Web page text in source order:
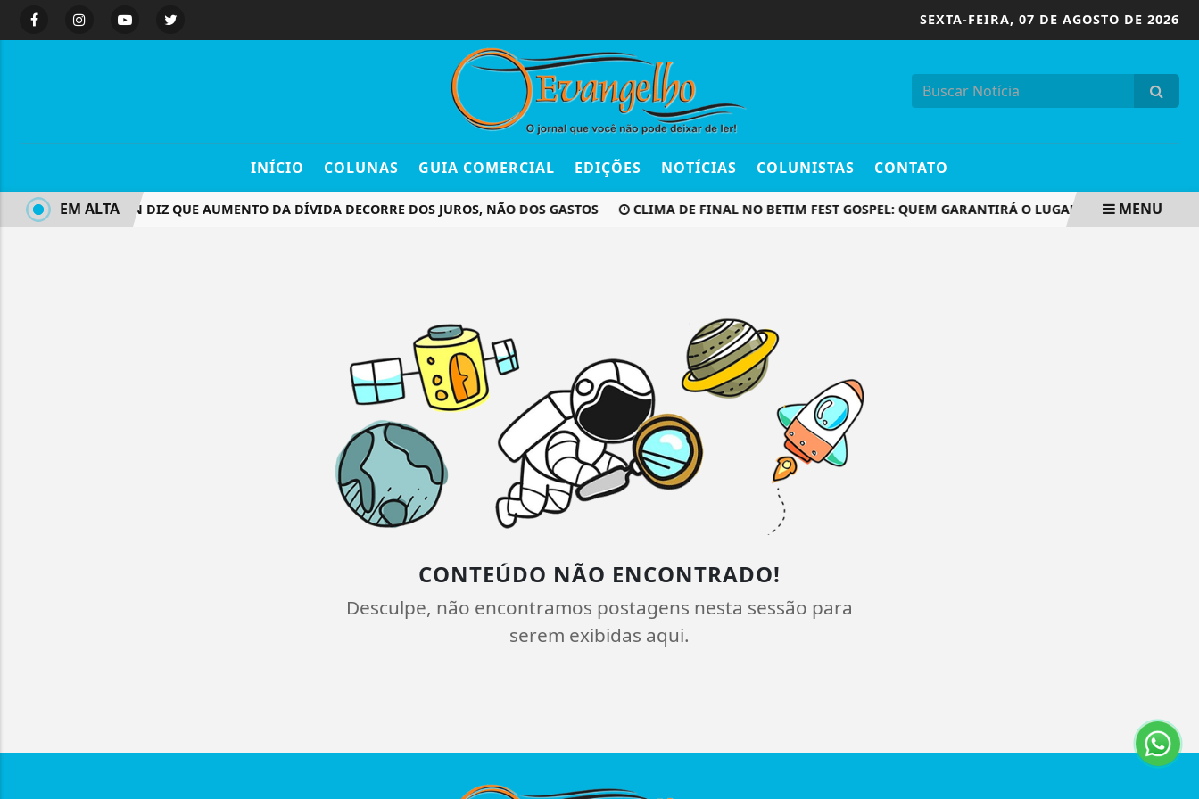
SEXTA-FEIRA, 07 DE AGOSTO DE 2026
INÍCIO COLUNAS GUIA COMERCIAL EDIÇÕES NOTÍCIAS COLUNISTAS CONTATO
DURIGAN DIZ QUE AUMENTO DA DÍVIDA DECORRE DOS JUROS, NÃO DOS GASTOS CLIMA DE FINAL NO BETIM FEST GOSPEL: QUEM GARANTIRÁ O LUGAR NO PALCO AO
EM ALTA MENU
CONTEÚDO NÃO ENCONTRADO!
Desculpe, não encontramos postagens nesta sessão para
serem exibidas aqui.